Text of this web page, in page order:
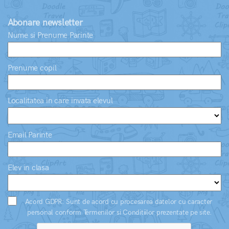
Abonare newsletter
Nume si Prenume Parinte
Prenume copil
Localitatea in care invata elevul
Email Parinte
Elev in clasa
Acord GDPR: Sunt de acord cu procesarea datelor cu caracter
personal conform Termenilor si Conditiilor prezentate pe site.